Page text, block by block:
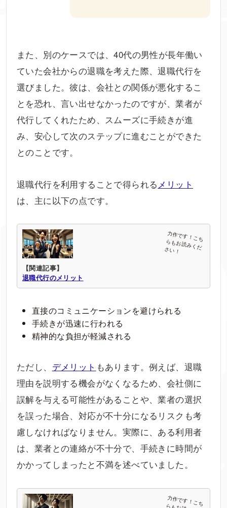
また、別のケースでは、40代の男性が長年働い
ていた会社からの退職を考えた際、退職代行を
選びました。彼は、会社との関係が悪化するこ
とを恐れ、言い出せなかったのですが、業者が
代行してくれたため、スムーズに手続きが進
み、安心して次のステップに進むことができた
とのことです。
退職代行を利用することで得られる メリット
は、主に以下の点です。
【関連記事】
退職代行のメリット
直接のコミュニケーションを避けられる
手続きが迅速に行われる
精神的な負担が軽減される
ただし、 デメリット もあります。例えば、退職
理由を説明する機会がなくなるため、会社側に
誤解を与える可能性があることや、業者の選択
を誤った場合、対応が不十分になるリスクも考
慮しなければなりません。実際に、ある利用者
は、業者との連絡が不十分で、手続きに時間が
かかってしまったと不満を述べていました。